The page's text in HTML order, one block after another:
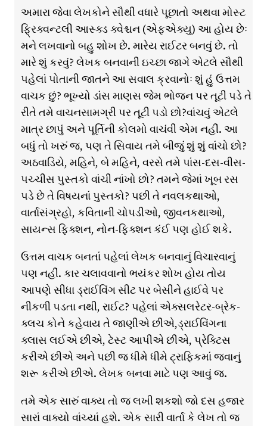
અમારા જેવા લેખકોને સૌથી વધારે પૂછાતો અથવા મોસ્ટ
ફ્રિક્વન્ટલી આસ્ક્ડ ક્વેશ્ચન (એફએક્યુ) આ હોય છેઃ
મને લખવાનો બહુ શોખ છે. મારેય રાઈટર બનવું છે. તો
મારે શું કરવું? લેખક બનવાની ઇચ્છા જાગે એટલે સૌથી
પહેલાં પોતાની જાતને આ સવાલ ક્રવાનોઃ શું હું ઉત્તમ
વાચક છું? ભૂખ્યો ડાંસ માણસ જેમ ભોજન પર તૂટી પડે તે
રીતે તમે વાચનસામગ્રી પર તૂટી પડો છો?વાંચવું એટલે
માત્ર છાપું અને પૂર્તિની કોલમો વાચંવી એમ નહીં. આ
બધું તો ખરું જ, પણ તે સિવાય તમે બીજું શું શું વાંચો છો?
અઠવાડિયે, મહિને, બે મહિને, વરસે તમે પાંસ-દસ-વીસ-
પચ્ચીસ પુસ્તકો વાંચી નાંખો છો? તમને જેમાં ખૂબ રસ
પડે છે તે વિષયનાં પુસ્તકો? પછી તે નવલકથાઓ,
વાર્તાસંગ્રહો, કવિતાની ચોપડીઓ, જીવનકથાઓ,
સાયન્સ ફ્ક્શિન, નોન-ફ્ક્શિન કંઈ પણ હોઈ શકે.
ઉત્તમ વાચક બનતાં પહેલાં લેખક બનવાનું વિચારવાનું
પણ નહીં. કાર ચલાવવાનો ભયંકર શોખ હોય તોય
આપણે સીધા ડ્રાઈવિંગ સીટ પર બેસીને હાઈવે પર
નીકળી પડતા નથી, રાઈટ? પહેલાં એક્સલરેટર-બ્રેક-
ક્લચ કોને કહેવાય તે જાણીએ છીએ,ડ્રાઈવિંગના
ક્લાસ લઈએ છીએ, ટેસ્ટ આપીએ છીએ, પ્રેક્ટિસ
કરીએ છીએ અને પછી જ ધીમે ધીમે ટ્રાફિકમાં જવાનું
શરૂ કરીએ છીએ. લેખક બનવા માટે પણ આવું જ.
તમે એક સારું વાક્ય તો જ લખી શકશો જો દસ હજાર
સારાં વાક્યો વાંચ્યાં હશે. એક સારી વાર્તા કે લેખ તો જ